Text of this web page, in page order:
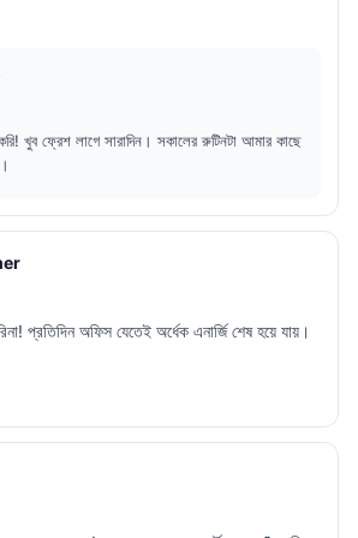
খুব ফ্রেশ লাগে সারাদিন। সকালের রুটিনটা আমার কাছে
প্রতিদিন অফিস যেতেই অর্ধেক এনার্জি শেষ হয়ে যায়।